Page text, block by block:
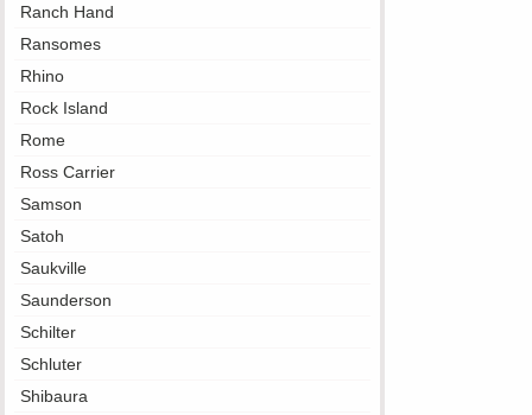
Ranch Hand
Ransomes
Rhino
Rock Island
Rome
Ross Carrier
Samson
Satoh
Saukville
Saunderson
Schilter
Schluter
Shibaura